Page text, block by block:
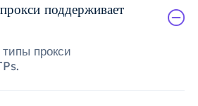
поддерживает
прокси